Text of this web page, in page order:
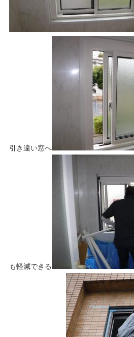
引き違い窓へ
も軽減できる